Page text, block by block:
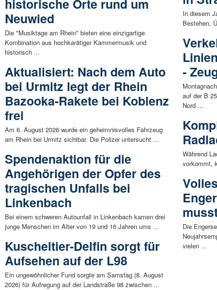
historische Orte rund um
Neuwied
Die "Musiktage am Rhein" bieten eine einzigartige
Kombination aus hochkarätiger Kammermusik und
historisch ...
Aktualisiert: Nach dem Auto
bei Urmitz legt der Rhein
Bazooka-Rakete bei Koblenz
frei
Am 6. August 2026 wurde ein geheimnisvolles Fahrzeug
am Rhein bei Urmitz sichtbar. Die Polizei untersucht ...
Spendenaktion für die
Angehörigen der Opfer des
tragischen Unfalls bei
Linkenbach
Bei einem schweren Autounfall in Linkenbach kamen drei
junge Menschen im Alter von 19 und 16 Jahren ums ...
Kuscheltier-Delfin sorgt für
Aufsehen auf der L98
Ein ungewöhnlicher Fund sorgte am Samstag (8. August
2026) für Aufregung auf der Landstraße 98 zwischen ...
In diesem
Bestehen.
-
auf der B
Nord ...
Während
vorkommt,
Die
vielen ...